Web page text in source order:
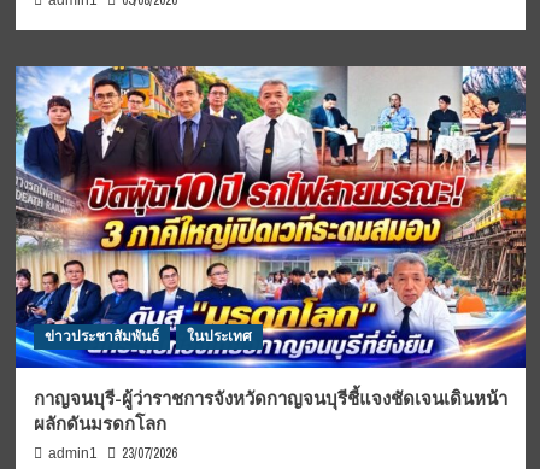
ข่าวประชาสัมพันธ์ ในประเทศ
กาญจนบุรี-ผู้ว่าราชการจังหวัดกาญจนบุรีชี้แจงชัดเจนเดินหน้า
ผลักดันมรดกโลก
admin1 23/07/2026